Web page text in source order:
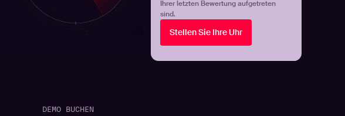
Ihrer letzten Bewertung aufgetreten
sind.
Stellen Sie Ihre Uhr
DEMO BUCHEN